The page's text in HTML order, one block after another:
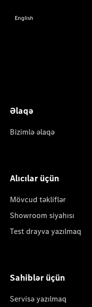
English
Əlaqə
Bizimlə əlaqə
Alıcılar üçün
Mövcud təkliflər
Showroom siyahısı
Test drayva yazılmaq
Sahiblər üçün
Servisə yazılmaq